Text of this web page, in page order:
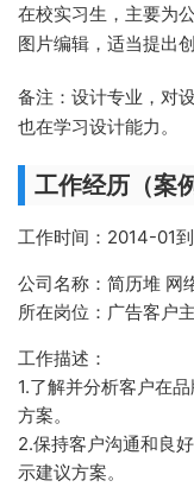
在校实习生，主要为
图片编辑，适当提出创
备注：设计专业，对
也在学习设计能力。
工作经历（案
工作时间：2014-01
公司名称：简历堆 网
所在岗位：广告客户
工作描述：
1.了解并分析客户在
方案。
2.保持客户沟通和良
示建议方案。